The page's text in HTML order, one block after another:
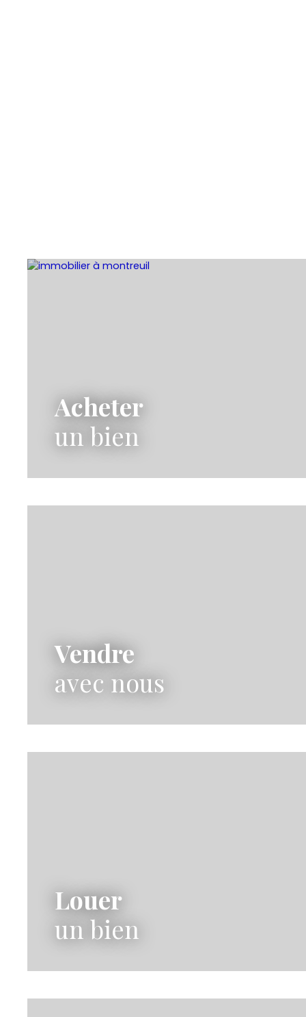
Acheter
un bien
Vendre
avec nous
Louer
un bien